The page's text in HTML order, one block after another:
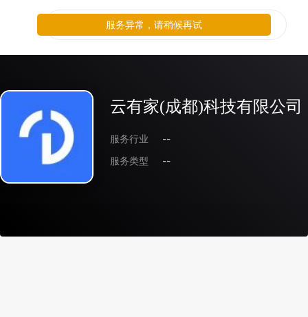
云有家(成都)科技有限公司
服务行业
--
服务类型
--
服务异常，请稍候再试